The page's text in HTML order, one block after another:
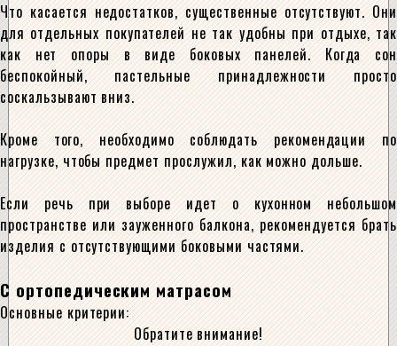
Что касается недостатков, существенные отсутствуют. Они
для отдельных покупателей не так удобны при отдыхе, так
как нет опоры в виде боковых панелей. Когда сон
беспокойный, пастельные принадлежности просто
соскальзывают вниз.
Кроме того, необходимо соблюдать рекомендации по
нагрузке, чтобы предмет прослужил, как можно дольше.
Если речь при выборе идет о кухонном небольшом
пространстве или зауженного балкона, рекомендуется брать
изделия с отсутствующими боковыми частями.
С ортопедическим матрасом
Основные критерии:
Обратите внимание!